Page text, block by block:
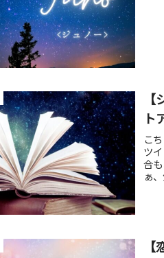
ト
こ
ツ
合
ぁ